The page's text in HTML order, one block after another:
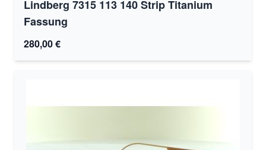
Lindberg 7315 113 140 Strip Titanium
Fassung
280,00 €